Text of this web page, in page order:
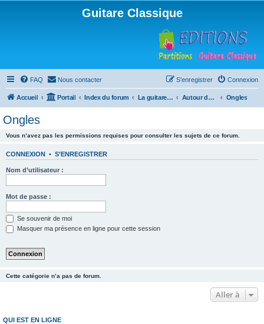
Guitare Classique
FAQ Nous contacter Connexion
S’enregistrer
Accueil Portail Index du forum La guitare : instrument, cours et théorie Autour de la guitare Ongles
Ongles
Vous n’avez pas les permissions requises pour consulter les sujets de ce forum.
CONNEXION • S’ENREGISTRER
Nom d’utilisateur :
Mot de passe :
Se souvenir de moi
Masquer ma présence en ligne pour cette session
Cette catégorie n’a pas de forum.
Aller à
QUI EST EN LIGNE